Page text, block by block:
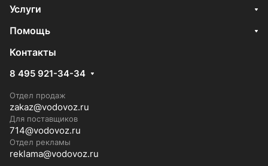
Услуги
Помощь
Контакты
8 495 921-34-34
Отдел продаж
zakaz@vodovoz.ru
Для поставщиков
714@vodovoz.ru
Отдел рекламы
reklama@vodovoz.ru